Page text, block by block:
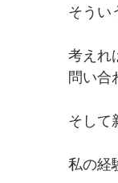
そうい
考えれ
問い合
そして
私の経